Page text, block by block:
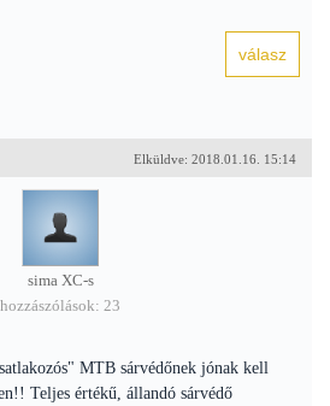
Elküldve: 2018.01.16. 15:14
sima XC-s
hozzászólások: 23
MTB sárvédőnek jónak kell
Teljes értékű, állandó sárvédő